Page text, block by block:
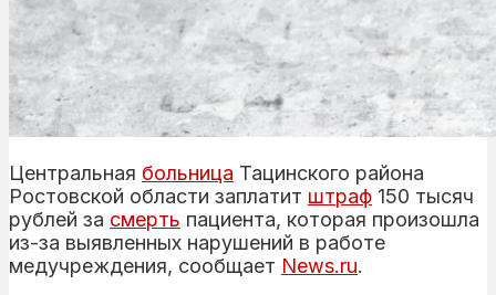
Центральная больница Тацинского района
Ростовской области заплатит штраф 150 тысяч
рублей за смерть пациента, которая произошла
из-за выявленных нарушений в работе
медучреждения, сообщает News.ru.